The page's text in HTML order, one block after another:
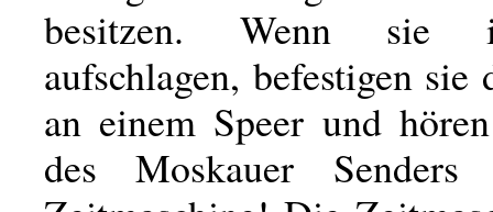
besitzen. Wenn sie
aufschlagen, befestigen sie
an einem Speer und
des Moskauer